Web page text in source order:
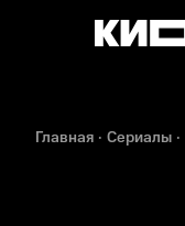
Главная Сериалы